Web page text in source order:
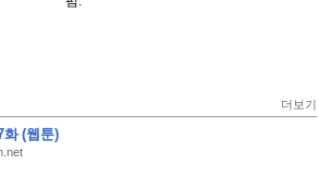
더보기
화 (웹툰)